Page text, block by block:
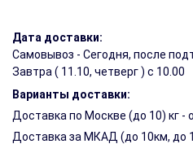
Дата доставки:
Самовывоз - Сегодня, после
Завтра ( 11.10, четверг) с 10.00
Варианты доставки:
Доставка по Москве (до 10) кг -
Доставка за МКАД (до 10км, до